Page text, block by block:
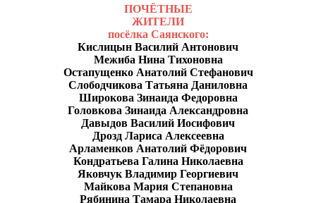
ПОЧЁТНЫЕ
ЖИТЕЛИ
посёлка Саянского:
Кислицын Василий Антонович
Межиба Нина Тихоновна
Остапущенко Анатолий Стефанович
Слободчикова Татьяна Даниловна
Широкова Зинаида Федоровна
Головкова Зинаида Александровна
Давыдов Василий Иосифович
Дрозд Лариса Алексеевна
Арламенков Анатолий Фёдорович
Кондратьева Галина Николаевна
Яковчук Владимир Георгиевич
Майкова Мария Степановна
Рябинина Тамара Николаевна